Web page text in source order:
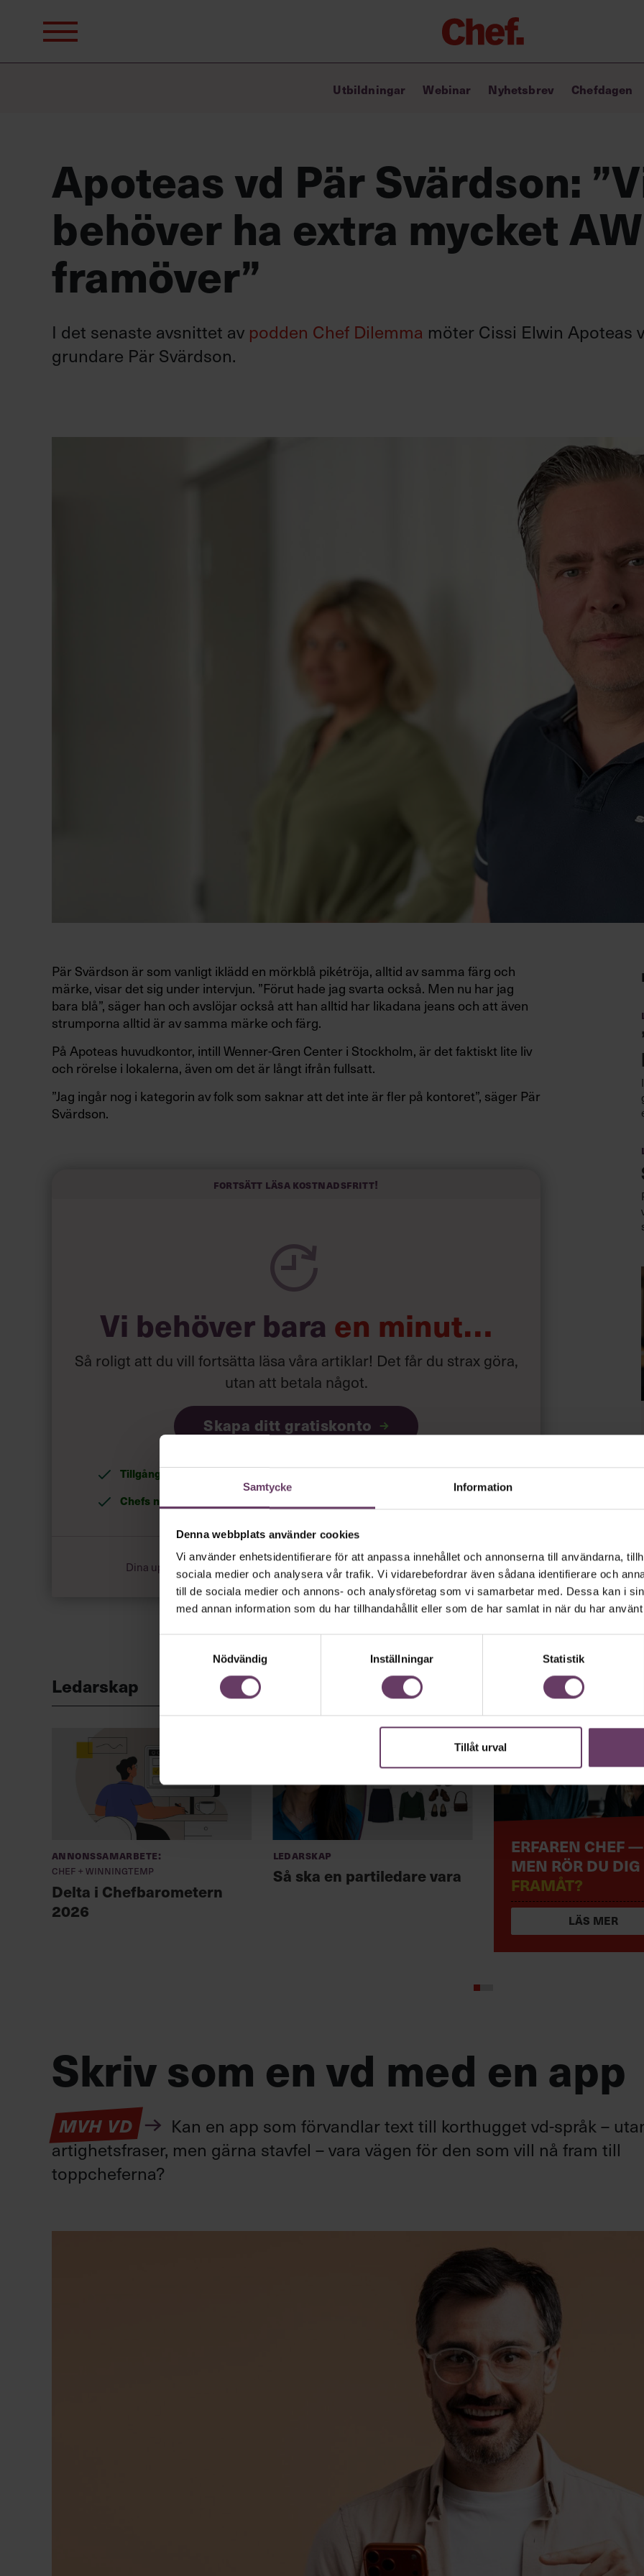
Samtycke Information
Denna webbplats använder cookies
Vi använder enhetsidentifierare för att anpassa innehållet och annonserna till användarna,
sociala medier och analysera vår trafik. Vi vidarebefordrar även sådana identifierare och
till de sociala medier och annons- och analysföretag som vi samarbetar med. Dessa kan i
med annan information som du har tillhandahållit eller som de har samlat in när du har
Nödvändig
Inställningar Statistik
Tillåt urval
efter: Chefakademin+
Lyft ditt ledarskap med C+
Ledarskapstest
Chef GPT – din chefsassistent i
Utbildningar Webinar Nyhetsbrev Chefdagen
Apoteas vd Pär Svärdson:
behöver ha extra mycket AW
framöver”
I det senaste avsnittet av podden Chef Dilemma möter Cissi Elwin Apoteas
grundare Pär Svärdson.
Pär Svärdson är som vanligt iklädd en mörkblå pikétröja, alltid av samma färg och
märke, visar det sig under intervjun. ”Förut hade jag svarta också. Men nu har jag
bara blå”, säger han och avslöjar också att han alltid har likadana jeans och att även
strumporna alltid är av samma märke och färg.
På Apoteas huvudkontor, intill Wenner-Gren Center i Stockholm, är det faktiskt lite liv
och rörelse i lokalerna, även om det är långt ifrån fullsatt.
”Jag ingår nog i kategorin av folk som saknar att det inte är fler på kontoret”, säger Pär
Svärdson.
”Jag tror att man kommer ha ett stort behov av sociala kontakter i företag. Jag kan
Fortsätt läsa kostnadsfritt!
Vi behöver bara en minut…
Så roligt att du vill fortsätta läsa våra artiklar! Det får du strax göra,
utan att betala något.
Skapa ditt gratiskonto
Tillgångtill våra låsta artiklar och webinargratisochutan tidsbegränsning!
Chefs nyhetsbrev
Dina uppgifter delas aldrig med tredje part. Läs vår integritetspolicy här .
Ledarskap
Annonssamarbete:
Chef + Winningtemp
Delta i Chefbarometern
2026
Ledarskap
Så ska en partiledare vara
ERFAREN CHEF —
MEN RÖR DU DIG
FRAMÅT?
LÄS MER
Skriv som en vd med en app
MVH VD
Kan en app som förvandlar text till korthugget vd-språk –
artighetsfraser, men gärna stavfel – vara vägen för den som vill nå fram till
toppcheferna?